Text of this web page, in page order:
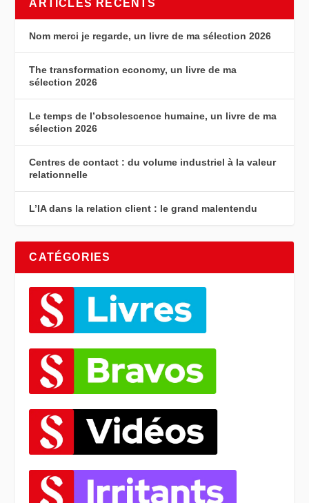
ARTICLES RÉCENTS
Nom merci je regarde, un livre de ma sélection 2026
The transformation economy, un livre de ma
sélection 2026
Le temps de l’obsolescence humaine, un livre de ma
sélection 2026
Centres de contact : du volume industriel à la valeur
relationnelle
L’IA dans la relation client : le grand malentendu
CATÉGORIES